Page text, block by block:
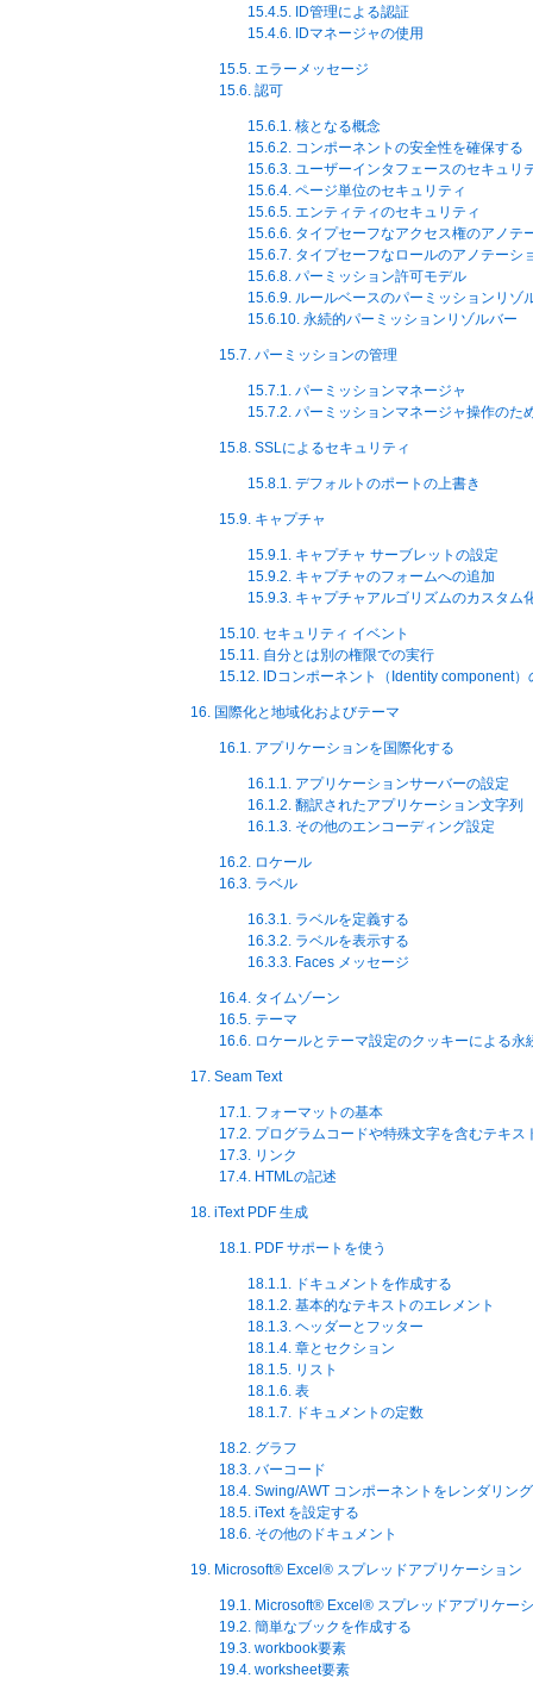
15.4.5. ID管理による認証
15.4.6. IDマネージャの使用
15.5. エラーメッセージ
15.6. 認可
15.6.1. 核となる概念
15.6.2. コンポーネントの安全性を確保する
15.6.3. ユーザーインタフェースのセキュリ
15.6.4. ページ単位のセキュリティ
15.6.5. エンティティのセキュリティ
15.6.6. タイプセーフなアクセス権のアノテ
15.6.7. タイプセーフなロールのアノテーシ
15.6.8. パーミッション許可モデル
15.6.9. ルールベースのパーミッションリゾ
15.6.10. 永続的パーミッションリゾルバー
15.7. パーミッションの管理
15.7.1. パーミッションマネージャ
15.7.2. パーミッションマネージャ操作のた
15.8. SSLによるセキュリティ
15.8.1. デフォルトのポートの上書き
15.9. キャプチャ
15.9.1. キャプチャ サーブレットの設定
15.9.2. キャプチャのフォームへの追加
15.9.3. キャプチャアルゴリズムのカスタム
15.10. セキュリティ イベント
15.11. 自分とは別の権限での実行
15.12. IDコンポーネント（Identity component）
16. 国際化と地域化およびテーマ
16.1. アプリケーションを国際化する
16.1.1. アプリケーションサーバーの設定
16.1.2. 翻訳されたアプリケーション文字列
16.1.3. その他のエンコーディング設定
16.2. ロケール
16.3. ラベル
16.3.1. ラベルを定義する
16.3.2. ラベルを表示する
16.3.3. Faces メッセージ
16.4. タイムゾーン
16.5. テーマ
16.6. ロケールとテーマ設定のクッキーによる永
17. Seam Text
17.1. フォーマットの基本
17.2. プログラムコードや特殊文字を含むテキス
17.3. リンク
17.4. HTMLの記述
18. iText PDF 生成
18.1. PDF サポートを使う
18.1.1. ドキュメントを作成する
18.1.2. 基本的なテキストのエレメント
18.1.3. ヘッダーとフッター
18.1.4. 章とセクション
18.1.5. リスト
18.1.6. 表
18.1.7. ドキュメントの定数
18.2. グラフ
18.3. バーコード
18.4. Swing/AWT コンポーネントをレンダリン
18.5. iText を設定する
18.6. その他のドキュメント
19. Microsoft® Excel® スプレッドアプリケーション
19.1. Microsoft® Excel® スプレッドアプリケー
19.2. 簡単なブックを作成する
19.3. workbook要素
19.4. worksheet要素